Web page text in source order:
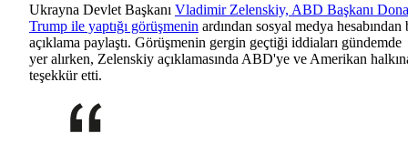
Ukrayna Devlet Başkanı Vladimir Zelenskiy, ABD Başkanı
Trump ile yaptığı görüşmenin ardından sosyal medya hesabından
açıklama paylaştı. Görüşmenin gergin geçtiği iddiaları gündemde
yer alırken, Zelenskiy açıklamasında ABD'ye ve Amerikan
teşekkür etti.